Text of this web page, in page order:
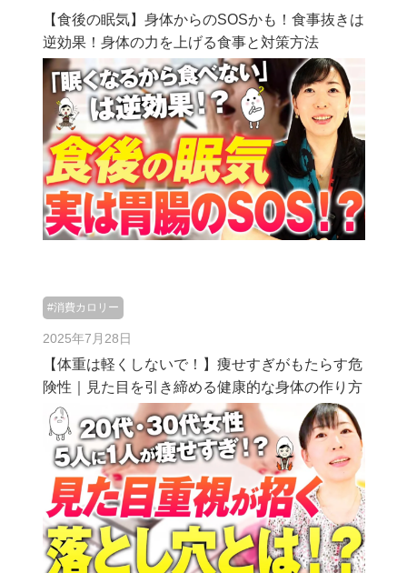
【食後の眠気】身体からのSOSかも！食事抜きは
逆効果！身体の力を上げる食事と対策方法
#消費カロリー
2025年7月28日
【体重は軽くしないで！】痩せすぎがもたらす危
険性｜見た目を引き締める健康的な身体の作り方